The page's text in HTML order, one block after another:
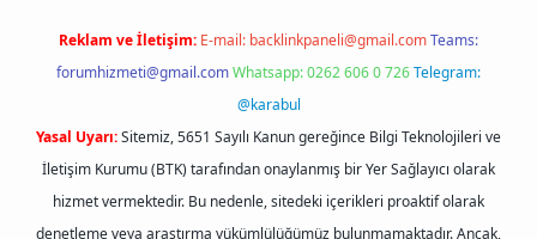
Reklam ve İletişim: E-mail: backlinkpaneli@gmail.comTeams:
forumhizmeti@gmail.comWhatsapp: 0262 606 0 726Telegram:
@karabul
Yasal Uyarı:Sitemiz, 5651 Sayılı Kanun gereğince Bilgi Teknolojileri ve
İletişim Kurumu (BTK) tarafından onaylanmış bir Yer Sağlayıcı olarak
hizmet vermektedir. Bu nedenle, sitedeki içerikleri proaktif olarak
denetleme veya araştırma yükümlülüğümüz bulunmamaktadır. Ancak,